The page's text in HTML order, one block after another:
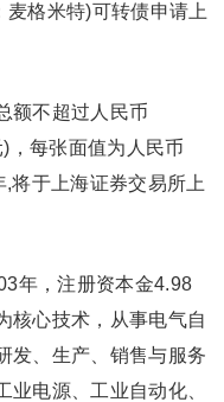
格米特)可转债申请上
额不超过人民币
，每张面值为人民币
将于上海证券交易所上
年，注册资本金4.98
核心技术，从事电气自
发、生产、销售与服务
电源、工业自动化、